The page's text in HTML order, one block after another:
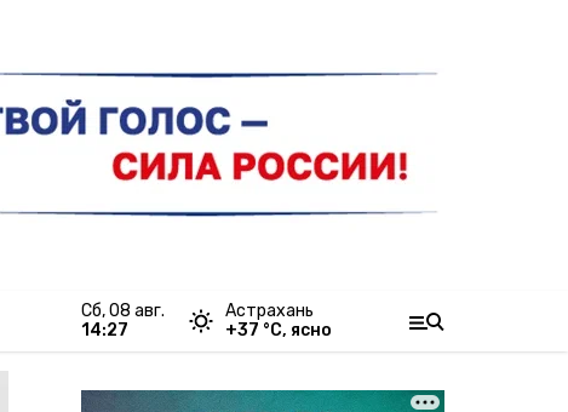
сб, 08 авг.
14:27
Астрахань
+37 °С, ясно